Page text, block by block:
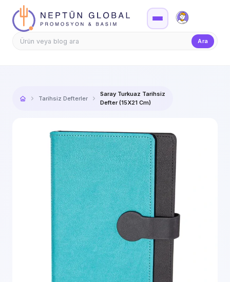
Firma Girişi
Ara
Tarihsiz Defterler
Saray Turkuaz Tarihsiz
Defter (15X21 Cm)